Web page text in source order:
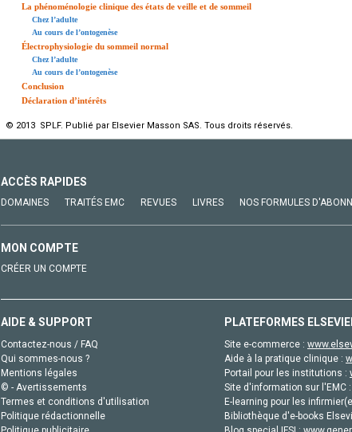
La phénoménologie clinique des états de veille et de sommeil
Chez l’adulte
Au cours de l’ontogenèse
Électrophysiologie du sommeil normal
Chez l’adulte
Au cours de l’ontogenèse
Conclusion
Déclaration d’intérêts
© 2013 SPLF. Publié par Elsevier Masson SAS. Tous droits réservés.
ACCÈS RAPIDES
DOMAINES TRAITÉS EMC REVUES LIVRES NOS FORMULES
MON COMPTE
CRÉER UN COMPTE
AIDE & SUPPORT
Contactez-nous / FAQ
Qui sommes-nous ?
Mentions légales
© - Avertissements
Termes et conditions d'utilisation
Politique rédactionnelle
PLATEFORMES
Site e-commerce :
Aide à la pratique clinique :
Portail pour les institutions :
Site d'information sur l'EMC :
E-learning pour les
Bibliothèque d'e-books